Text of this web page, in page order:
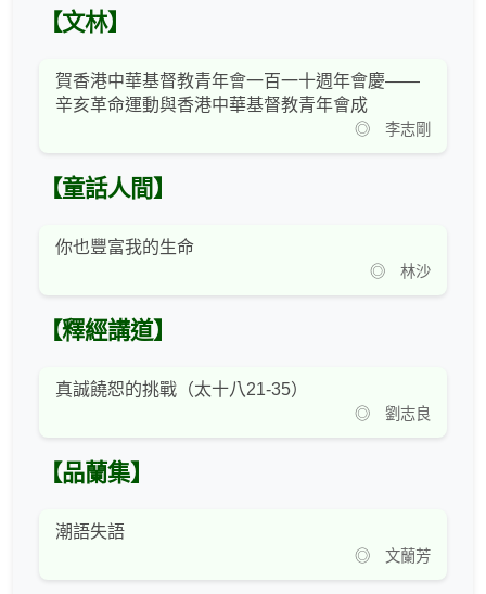
【文林】
賀香港中華基督教青年會一百一十週年會慶——
辛亥革命運動與香港中華基督教青年會成
◎ 李志剛
【童話人間】
你也豐富我的生命
◎ 林沙
【釋經講道】
真誠饒恕的挑戰（太十八21-35）
◎ 劉志良
【品蘭集】
潮語失語
◎ 文蘭芳